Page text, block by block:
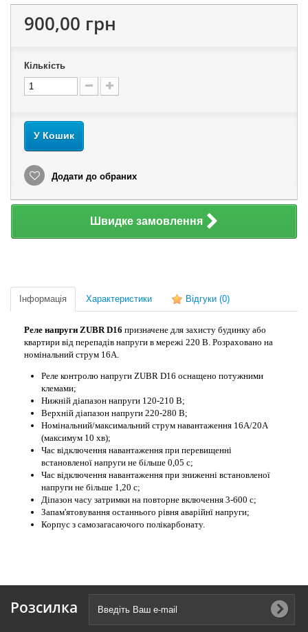
900,00 грн
Кількість
У Кошик
Додати до обраних
Швидке замовлення
Інформація Характеристики Відгуки (0)
Реле напруги ZUBR D16 призначене для захисту будинку або
квартири від перепадів напруги в мережі 220 В. Розраховано на
номінальний струм 16А.
Реле контролю напруги ZUBR D16 оснащено потужними
клемами;
Нижній діапазон напруги 120-210 В;
Верхній діапазон напруги 220-280 В;
Номінальний/максимальний струм навантаження 16А/20А
(максимум 10 хв);
Час відключення навантаження при перевищенні
встановленої напруги не більше 0,05 с;
Час відключення навантаження при зниженні встановленої
напруги не більше 1,20 с;
Діпазон часу затримки на повторне включення 3-600 с;
Запам'ятовування останнього рівня аварійнї напруги;
Корпус з самозагасаючого полікарбонату.
Розсилка